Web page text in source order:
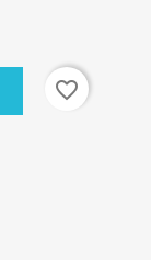
favorite_border